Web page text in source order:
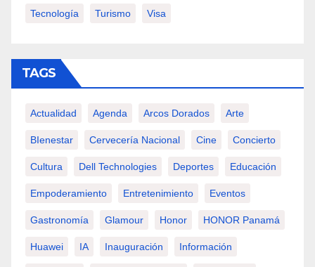
Tecnología Turismo Visa
TAGS
Actualidad Agenda Arcos Dorados Arte
BIenestar Cervecería Nacional Cine Concierto
Cultura Dell Technologies Deportes Educación
Empoderamiento Entretenimiento Eventos
Gastronomía Glamour Honor HONOR Panamá
Huawei IA Inauguración Información